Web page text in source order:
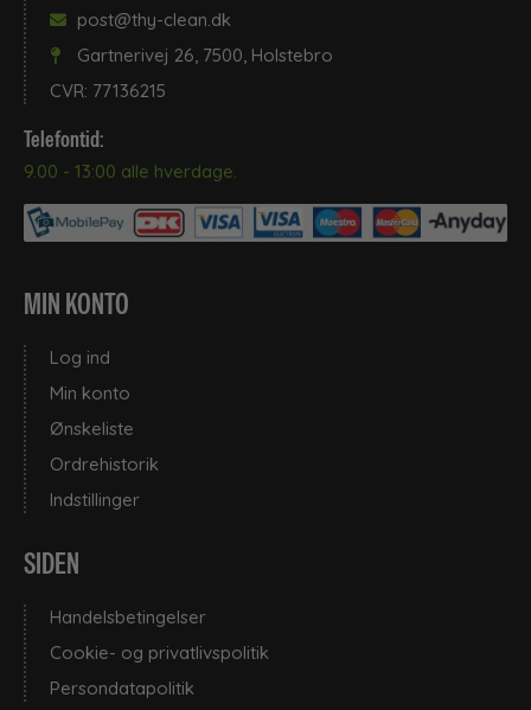
post@thy-clean.dk
Gartnerivej 26, 7500, Holstebro
CVR: 77136215
Telefontid:
9.00 - 13:00 alle hverdage.
MIN KONTO
Log ind
Min konto
Ønskeliste
Ordrehistorik
Indstillinger
SIDEN
Handelsbetingelser
Cookie- og privatlivspolitik
Persondatapolitik